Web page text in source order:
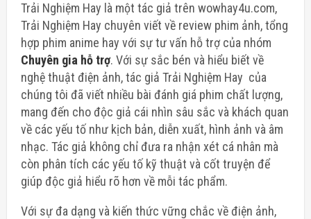
Trải Nghiệm Hay là một tác giả trên wowhay4u.com,
Trải Nghiệm Hay chuyên viết về review phim ảnh, tổng
hợp phim anime hay với sự tư vấn hỗ trợ của nhóm
Chuyên gia hỗ trợ. Với sự sắc bén và hiểu biết về
nghệ thuật điện ảnh, tác giả Trải Nghiệm Hay của
chúng tôi đã viết nhiều bài đánh giá phim chất lượng,
mang đến cho độc giả cái nhìn sâu sắc và khách quan
về các yếu tố như kịch bản, diễn xuất, hình ảnh và âm
nhạc. Tác giả không chỉ đưa ra nhận xét cá nhân mà
còn phân tích các yếu tố kỹ thuật và cốt truyện để
giúp độc giả hiểu rõ hơn về mỗi tác phẩm.
Với sự đa dạng và kiến thức vững chắc về điện ảnh,